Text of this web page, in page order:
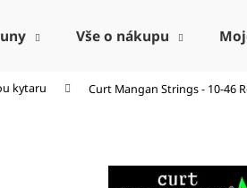
Vše o nákupu
kytaru Curt Mangan Strings - 10-46
Co potřebujete